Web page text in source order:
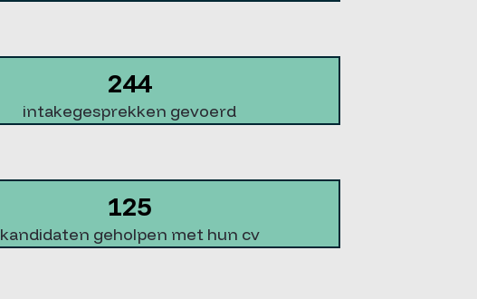
244
intakegesprekken gevoerd
125
kandidaten geholpen met hun cv